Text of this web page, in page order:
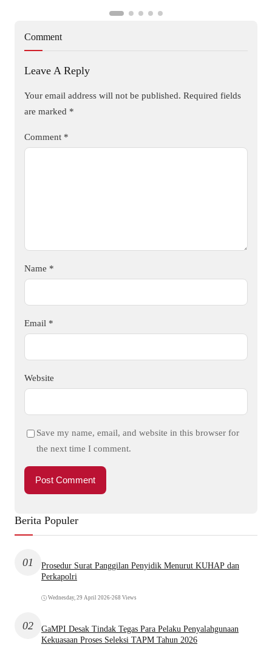
Comment
Leave A Reply
Your email address will not be published. Required fields
are marked *
Comment *
Name *
Email *
Website
Save my name, email, and website in this browser for
the next time I comment.
Berita Populer
01
Prosedur Surat Panggilan Penyidik Menurut KUHAP dan
Perkapolri
Wednesday, 29 April 2026•268 Views
02
GaMPI Desak Tindak Tegas Para Pelaku Penyalahgunaan
Kekuasaan Proses Seleksi TAPM Tahun 2026